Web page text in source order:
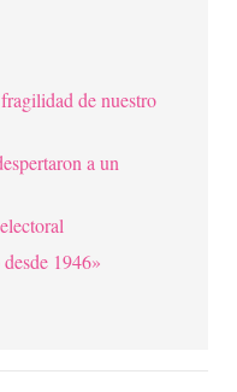
de nuestro
a un
1946»